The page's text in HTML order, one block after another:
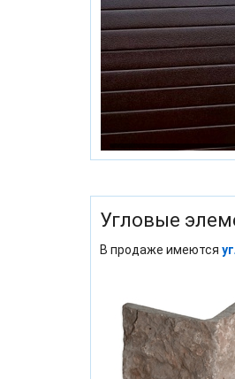
Угловые
В продаже имеются